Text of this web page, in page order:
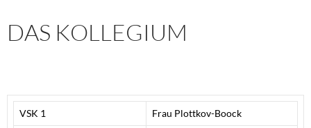
DAS KOLLEGIUM
VSK 1 Frau Plottkov-Boock